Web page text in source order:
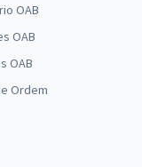
OAB
OAB
OAB
Ordem